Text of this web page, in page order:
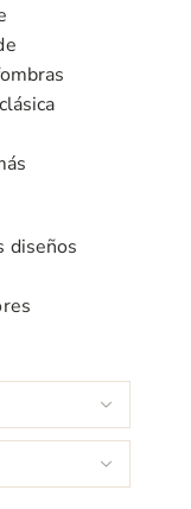
diseños

